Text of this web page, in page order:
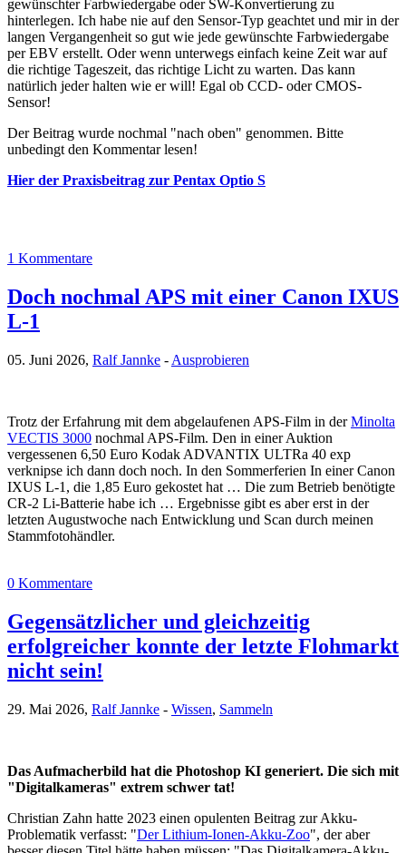
gewünschter Farbwiedergabe oder SW-Konvertierung zu
hinterlegen. Ich habe nie auf den Sensor-Typ geachtet und mir in der
langen Vergangenheit so gut wie jede gewünschte Farbwiedergabe
per EBV erstellt. Oder wenn unterwegs einfach keine Zeit war auf
die richtige Tageszeit, das richtige Licht zu warten. Das kann
natürlich jeder halten wie er will! Egal ob CCD- oder CMOS-
Sensor!
Der Beitrag wurde nochmal "nach oben" genommen. Bitte
unbedingt den Kommentar lesen!
Hier der Praxisbeitrag zur Pentax Optio S
1 Kommentare
Doch nochmal APS mit einer Canon IXUS
L-1
05. Juni 2026, Ralf Jannke - Ausprobieren
Trotz der Erfahrung mit dem abgelaufenen APS-Film in derMinolta
VECTIS 3000 nochmal APS-Film. Den in einer Auktion
vergessenen 6,50 Euro Kodak ADVANTIX ULTRa 40 exp
verknipse ich dann doch noch. In den Sommerferien In einer Canon
IXUS L-1, die 1,85 Euro gekostet hat … Die zum Betrieb benötigte
CR-2 Li-Batterie habe ich … Ergebnisse gibt es aber erst in der
letzten Augustwoche nach Entwicklung und Scan durch meinen
Stammfotohändler.
0 Kommentare
Gegensätzlicher und gleichzeitig
erfolgreicher konnte der letzte Flohmarkt
nicht sein!
29. Mai 2026, Ralf Jannke - Wissen, Sammeln
Das Aufmacherbild hat die Photoshop KI generiert. Die sich mit
"Digitalkameras" extrem schwer tat!
Christian Zahn hatte 2023 einen opulenten Beitrag zur Akku-
Problematik verfasst: "Der Lithium-Ionen-Akku-Zoo", der aber